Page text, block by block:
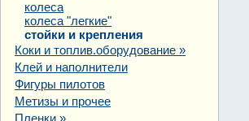
колеса
колеса "легкие"
стойки и крепления
Коки и топлив.оборудование »
Клей и наполнители
Фигуры пилотов
Метизы и прочее